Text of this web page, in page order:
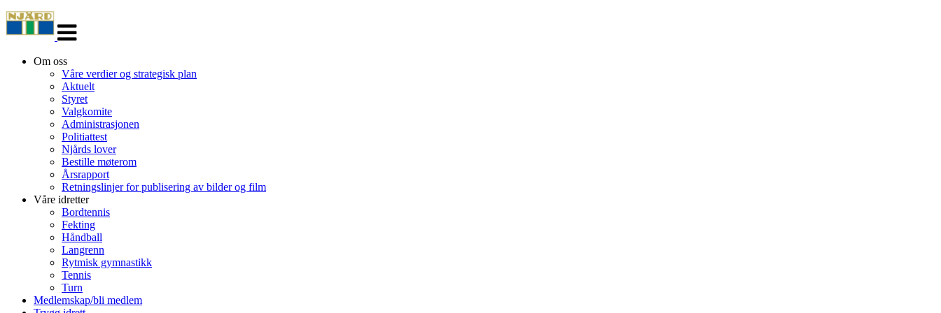
navigasjon
Om oss
Våre verdier og strategisk plan
Aktuelt
Styret
Valgkomite
Administrasjonen
Politiattest
Njårds lover
Bestille møterom
Årsrapport
Retningslinjer for publisering av bilder og film
Våre idretter
Bordtennis
Fekting
Håndball
Langrenn
Rytmisk gymnastikk
Tennis
Turn
Medlemskap/bli medlem